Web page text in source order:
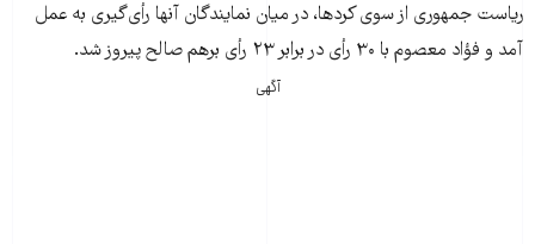
ریاست جمهوری از سوی کردها، در میان نمایندگان آنها رأی‌گیری به عمل
آمد و فؤاد معصوم با ۳۰ رأی در برابر ۲۳ رأی برهم صالح پیروز شد.
آگهی